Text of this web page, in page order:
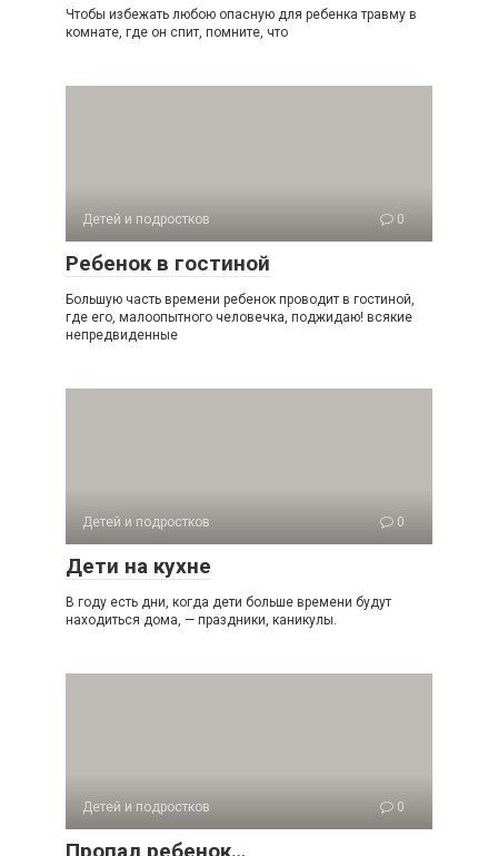
Чтобы избежать любою опасную для ребенка травму в
комнате, где он спит, помните, что
Детей и подростков 0
Ребенок в гостиной
Большую часть времени ребенок проводит в гостиной,
где его, малоопытного человечка, поджидаю! всякие
непредвиденные
Детей и подростков 0
Дети на кухне
В году есть дни, когда дети больше времени будут
находиться дома, — праздники, каникулы.
Детей и подростков 0